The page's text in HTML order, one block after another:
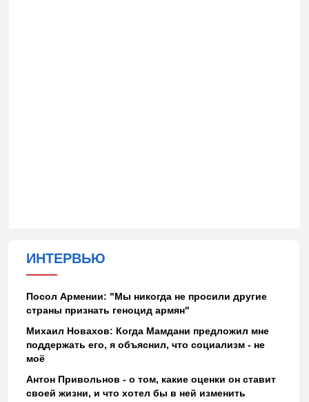
ИНТЕРВЬЮ
Посол Армении: "Мы никогда не просили другие
страны признать геноцид армян"
Михаил Новахов: Когда Мамдани предложил мне
поддержать его, я объяснил, что социализм - не
моё
Антон Привольнов - о том, какие оценки он ставит
своей жизни, и что хотел бы в ней изменить